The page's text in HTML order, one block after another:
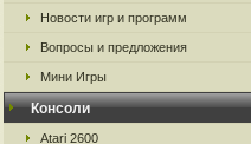
Новости игр и программ
Вопросы и предложения
Мини Игры
Консоли
Atari 2600